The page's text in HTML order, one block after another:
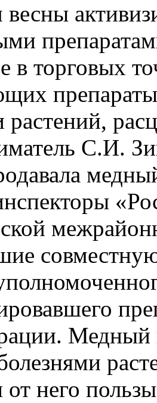
в торговых
растений,
С.И.
от него